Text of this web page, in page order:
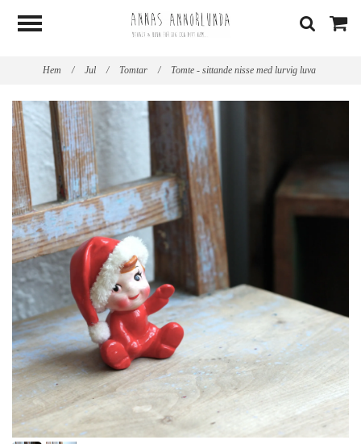
Hem / Jul / Tomtar / Tomte - sittande nisse med lurvig luva